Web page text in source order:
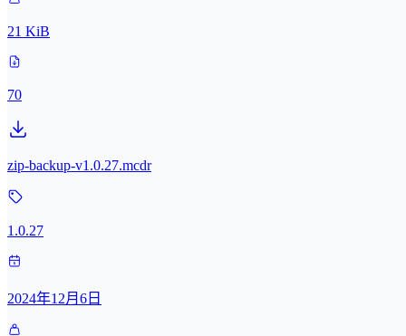
21 KiB
70
zip-backup-v1.0.27.mcdr
1.0.27
2024年12月6日